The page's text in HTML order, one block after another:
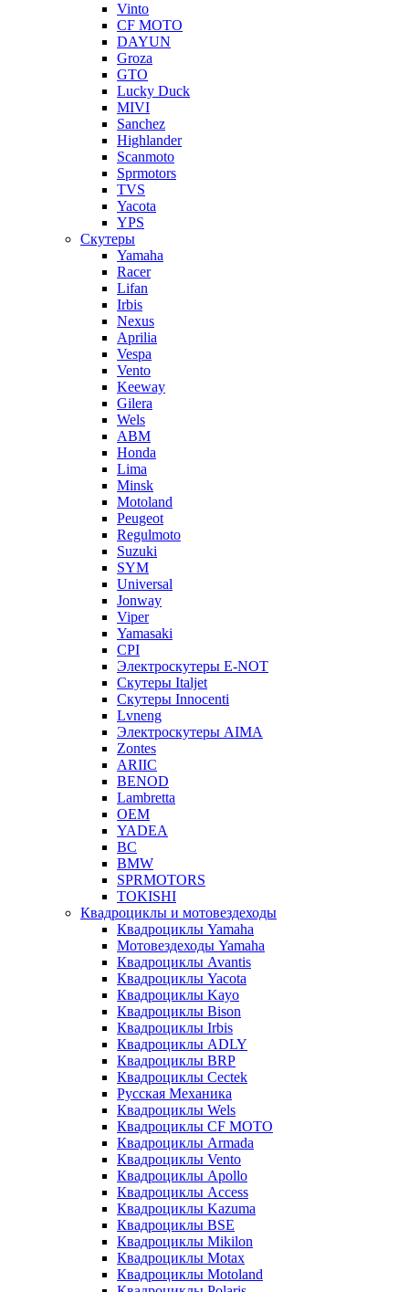
Vinto
CF MOTO
DAYUN
Groza
GTO
Lucky Duck
MIVI
Sanchez
Highlander
Scanmoto
Sprmotors
TVS
Yacota
YPS
Скутеры
Yamaha
Racer
Lifan
Irbis
Nexus
Aprilia
Vespa
Vento
Keeway
Gilera
Wels
ABM
Honda
Lima
Minsk
Motoland
Peugeot
Regulmoto
Suzuki
SYM
Universal
Jonway
Viper
Yamasaki
CPI
Электроскутеры E-NOT
Скутеры Italjet
Скутеры Innocenti
Lvneng
Электроскутеры AIMA
Zontes
ARIIC
BENOD
Lambretta
OEM
YADEA
BC
BMW
SPRMOTORS
TOKISHI
Квадроциклы и мотовездеходы
Квадроциклы Yamaha
Мотовездеходы Yamaha
Квадроциклы Avantis
Квадроциклы Yacota
Квадроциклы Kayo
Квадроциклы Bison
Квадроциклы Irbis
Квадроциклы ADLY
Квадроциклы BRP
Квадроциклы Cectek
Русская Механика
Квадроциклы Wels
Квадроциклы CF MOTO
Квадроциклы Armada
Квадроциклы Vento
Квадроциклы Apollo
Квадроциклы Access
Квадроциклы Kazuma
Квадроциклы BSE
Квадроциклы Mikilon
Квадроциклы Motax
Квадроциклы Motoland